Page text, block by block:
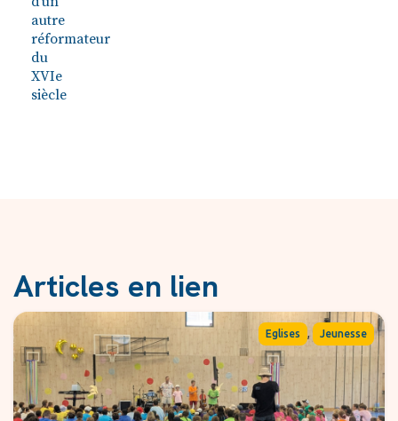
autre
réformateur
du
XVIe
siècle
Articles en lien
Eglises , Jeunesse